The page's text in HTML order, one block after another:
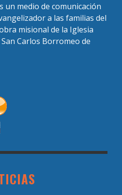
un medio de comunicación
a las familias del
misional de la Iglesia
Carlos Borromeo de